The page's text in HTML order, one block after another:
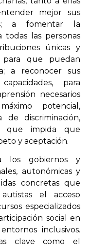
mejor sus
a fomentar la
las personas
únicas y
para que puedan
a reconocer sus
para
necesarios
potencial,
de discriminación,
que impida que
y aceptación.
los gobiernos y
autonómicas y
concretas que
el acceso
especializados
social en
inclusivos.
clave como el